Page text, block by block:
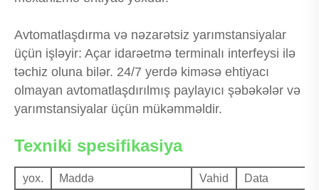
Avtomatlaşdırma və nəzarətsiz yarımstansiyalar
üçün işləyir: Açar idarəetmə terminalı interfeysi ilə
təchiz oluna bilər. 24/7 yerdə kiməsə ehtiyacı
olmayan avtomatlaşdırılmış paylayıcı şəbəkələr və
yarımstansiyalar üçün mükəmməldir.
Texniki spesifikasiya
yox. Maddə Vahid
Data